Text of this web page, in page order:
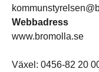
Webbadress
www.bromolla.se
Växel: 0456-82 20